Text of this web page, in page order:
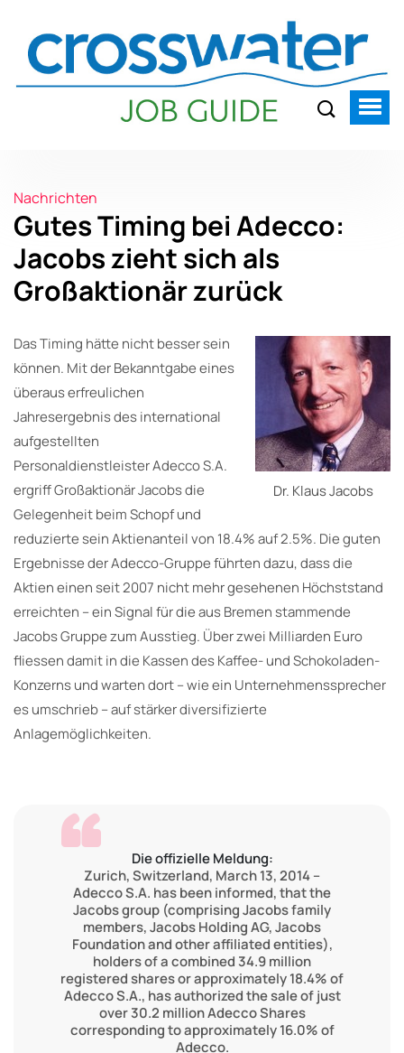
Nachrichten
Gutes Timing bei Adecco:
Jacobs zieht sich als
Großaktionär zurück
Dr. Klaus Jacobs
Das Timing hätte nicht besser sein
können. Mit der Bekanntgabe eines
überaus erfreulichen
Jahresergebnis des international
aufgestellten
Personaldienstleister Adecco S.A.
ergriff Großaktionär Jacobs die
Gelegenheit beim Schopf und
reduzierte sein Aktienanteil von 18.4% auf 2.5%. Die guten
Ergebnisse der Adecco-Gruppe führten dazu, dass die
Aktien einen seit 2007 nicht mehr gesehenen Höchststand
erreichten – ein Signal für die aus Bremen stammende
Jacobs Gruppe zum Ausstieg. Über zwei Milliarden Euro
fliessen damit in die Kassen des Kaffee- und Schokoladen-
Konzerns und warten dort – wie ein Unternehmenssprecher
es umschrieb – auf stärker diversifizierte
Anlagemöglichkeiten.
Die offizielle Meldung:
Zurich, Switzerland, March 13, 2014 –
Adecco S.A. has been informed, that the
Jacobs group (comprising Jacobs family
members, Jacobs Holding AG, Jacobs
Foundation and other affiliated entities),
holders of a combined 34.9 million
registered shares or approximately 18.4% of
Adecco S.A., has authorized the sale of just
over 30.2 million Adecco Shares
corresponding to approximately 16.0% of
Adecco.